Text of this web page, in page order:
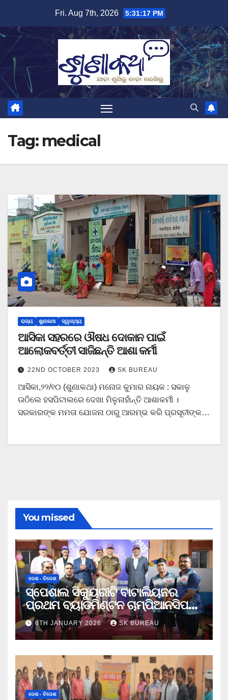
content
Fri. Aug 7th, 2026 5:31:17 PM
Tag: medical
ରାଜ୍ୟ ଶୁଣାକଥା ସ୍ୱାସ୍ଥ୍ୟ
ଆସିକା ସହରରେ ଔଷଧ ଦୋକାନ ପାଇଁ
ଆଲୋକବର୍ତ୍ତୀ ସାଜିଛନ୍ତି ଆଶା କର୍ମୀ
22ND OCTOBER 2023 SK BUREAU
ଆସିକା,୨୨/୧୦ (ଶୁଣାକଥା) ମନୋଜ କୁମାର ନାୟକ : ସକାଳୁ
ଉଠିଲେ ହସପିଟାଲରେ ଦେଖା ମିଳୁନାହାଁନ୍ତି ଆଶାକର୍ମୀ ।
ସରକାରଙ୍କ ମମତା ଯୋଜନା ଠାରୁ ଆରମ୍ଭ କରି ପ୍ରସୂତୀଙ୍କ…
You missed
ଦେଶ - ବିଦେଶ
ସ୍ପେଶାଲ ସିକ୍ୟୁରୀଟି ବାଟାଲିୟନର
ପ୍ରଥମ ବ୍ୟାଡମିଣ୍ଟନ ଚାମ୍ପିଆନସିପ
ଉଦଯାପିତ
6TH JANUARY 2026 SK BUREAU
ଦେଶ - ବିଦେଶ